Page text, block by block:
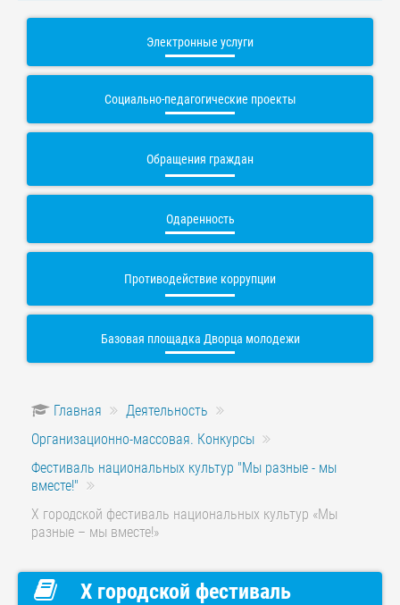
Электронные услуги
Социально-педагогические проекты
Обращения граждан
Одаренность
Противодействие коррупции
Базовая площадка Дворца молодежи
Главная
Деятельность
Организационно-массовая. Конкурсы
Фестиваль национальных культур "Мы разные - мы
вместе!"
X городской фестиваль национальных культур «Мы
разные – мы вместе!»
X городской фестиваль